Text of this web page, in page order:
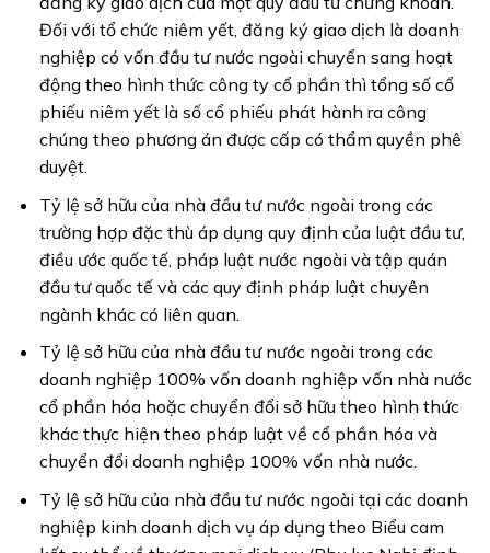
Đối với tổ chức niêm yết, đăng ký giao dịch là doanh
nghiệp có vốn đầu tư nước ngoài chuyển sang hoạt
động theo hình thức công ty cổ phần thì tổng số cổ
phiếu niêm yết là số cổ phiếu phát hành ra công
chúng theo phương án được cấp có thẩm quyền phê
duyệt.
Tỷ lệ sở hữu của nhà đầu tư nước ngoài trong các
trường hợp đặc thù áp dụng quy định của luật đầu tư,
điều ước quốc tế, pháp luật nước ngoài và tập quán
đầu tư quốc tế và các quy định pháp luật chuyên
ngành khác có liên quan.
Tỷ lệ sở hữu của nhà đầu tư nước ngoài trong các
doanh nghiệp 100% vốn doanh nghiệp vốn nhà nước
cổ phần hóa hoặc chuyển đổi sở hữu theo hình thức
khác thực hiện theo pháp luật về cổ phần hóa và
chuyển đổi doanh nghiệp 100% vốn nhà nước.
Tỷ lệ sở hữu của nhà đầu tư nước ngoài tại các doanh
nghiệp kinh doanh dịch vụ áp dụng theo Biểu cam